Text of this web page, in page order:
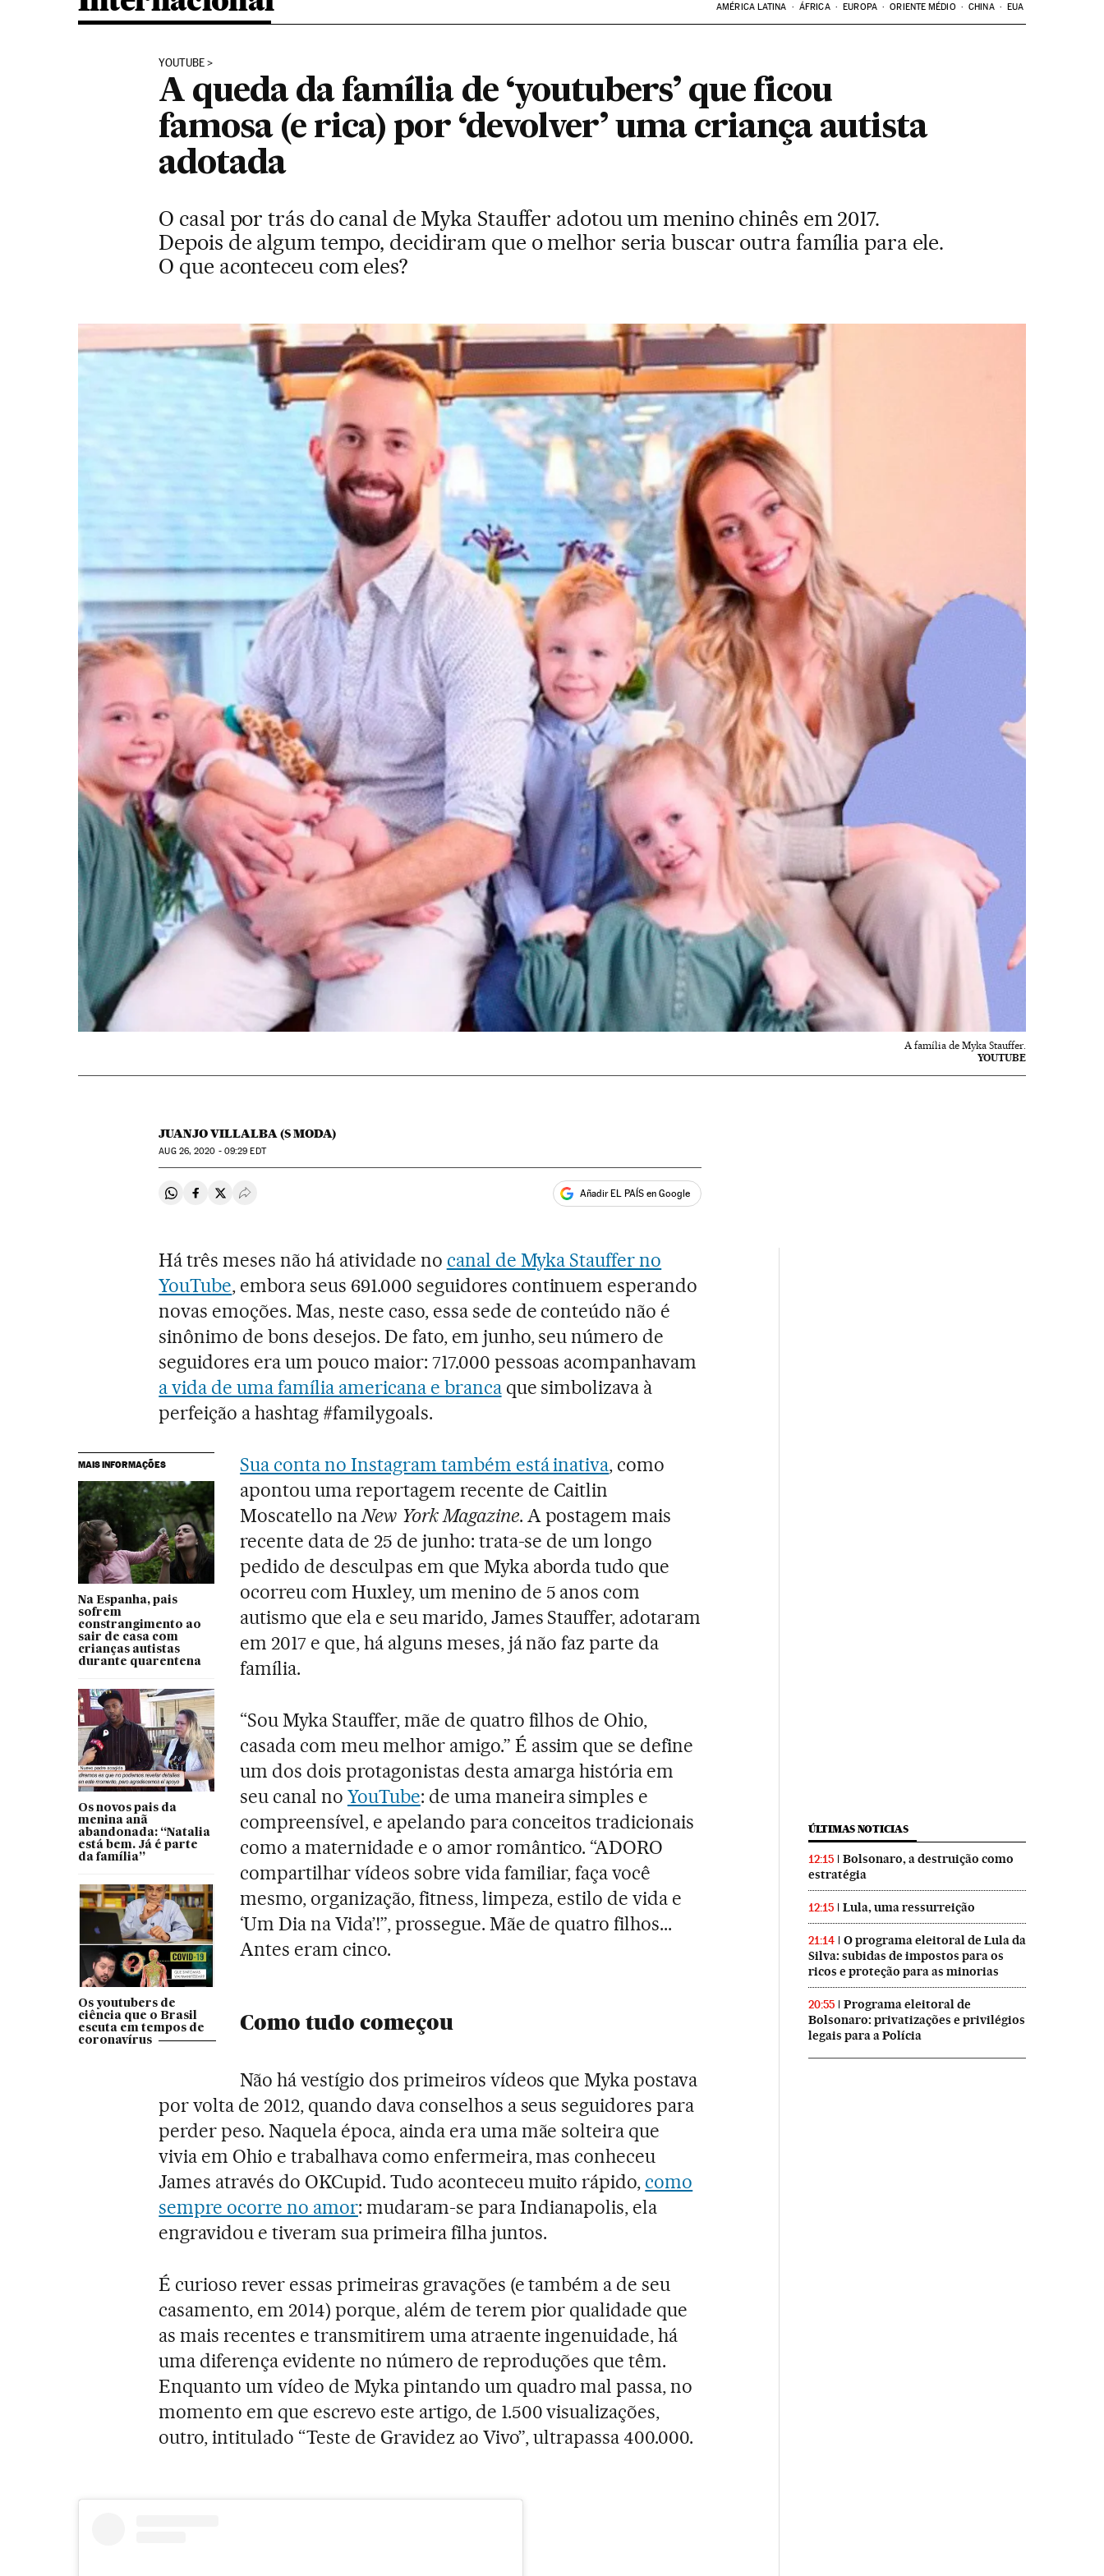
AMÉRICA LATINA ÁFRICA EUROPA ORIENTE MÉDIO CHINA EUA
YOUTUBE
A queda da família de ‘youtubers’ que ficou
famosa (e rica) por ‘devolver’ uma criança autista
adotada
O casal por trás do canal de Myka Stauffer adotou um menino chinês em 2017.
Depois de algum tempo, decidiram que o melhor seria buscar outra família para ele.
O que aconteceu com eles?
A família de Myka Stauffer.
YOUTUBE
JUANJO VILLALBA (S MODA)
AUG26, 2020 - 09:29 EDT
Compartir en Whatsapp
Compartir en Facebook
Compartir en Twitter
Desplegar Redes Sociales Añadir EL PAÍS en Google
Há três meses não há atividade no canal de Myka Stauffer no
YouTube, embora seus 691.000 seguidores continuem esperando
novas emoções. Mas, neste caso, essa sede de conteúdo não é
sinônimo de bons desejos. De fato, em junho, seu número de
seguidores era um pouco maior: 717.000 pessoas acompanhavam
a vida de uma família americana e brancaque simbolizava à
perfeição a hashtag #familygoals.
MAIS INFORMAÇÕES
Na Espanha, pais
sofrem
constrangimento ao
sair de casa com
crianças autistas
durante quarentena
Os novos pais da
menina anã
abandonada: “Natalia
está bem. Já é parte
da família”
Os youtubers de
ciência que o Brasil
escuta em tempos de
coronavírus
Sua conta no Instagram também está inativa, como
apontou uma reportagem recente de Caitlin
Moscatello naNew York Magazine. A postagem mais
recente data de 25 de junho: trata-se de um longo
pedido de desculpas em que Myka aborda tudo que
ocorreu com Huxley, um menino de 5 anos com
autismo que ela e seu marido, James Stauffer, adotaram
em 2017 e que, há alguns meses, já não faz parte da
família.
“Sou Myka Stauffer, mãe de quatro filhos de Ohio,
casada com meu melhor amigo.” É assim que se define
um dos dois protagonistas desta amarga história em
seu canal no YouTube: de uma maneira simples e
compreensível, e apelando para conceitos tradicionais
como a maternidade e o amor romântico. “ADORO
compartilhar vídeos sobre vida familiar, faça você
mesmo, organização, fitness, limpeza, estilo de vida e
‘Um Dia na Vida’!”, prossegue. Mãe de quatro filhos...
Antes eram cinco.
Como tudo começou
Não há vestígio dos primeiros vídeos que Myka postava
por volta de 2012, quando dava conselhos a seus seguidores para
perder peso. Naquela época, ainda era uma mãe solteira que
vivia em Ohio e trabalhava como enfermeira, mas conheceu
James através do OKCupid. Tudo aconteceu muito rápido, como
sempre ocorre no amor: mudaram-se para Indianapolis, ela
engravidou e tiveram sua primeira filha juntos.
É curioso rever essas primeiras gravações (e também a de seu
casamento, em 2014) porque, além de terem pior qualidade que
as mais recentes e transmitirem uma atraente ingenuidade, há
uma diferença evidente no número de reproduções que têm.
Enquanto um vídeo de Myka pintando um quadro mal passa, no
momento em que escrevo este artigo, de 1.500 visualizações,
outro, intitulado “Teste de Gravidez ao Vivo”, ultrapassa 400.000.
ÚLTIMAS NOTICIAS
12:15
Bolsonaro, a destruição como
estratégia
12:15 Lula, uma ressurreição
21:14
O programa eleitoral de Lula da
Silva: subidas de impostos para os
ricos e proteção para as minorias
20:55
Programa eleitoral de
Bolsonaro: privatizações e privilégios
legais para a Polícia